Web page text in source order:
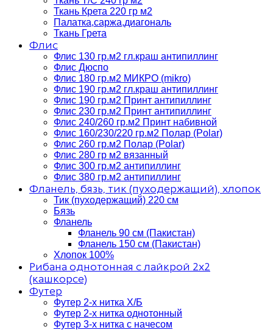
Ткань Крета 220 гр м2
Палатка,саржа,диагональ
Ткань Грета
Флис
Флис 130 гр.м2 гл.краш антипиллинг
Флис Дюспо
Флис 180 гр.м2 МИКРО (mikro)
Флис 190 гр.м2 гл.краш антипиллинг
Флис 190 гр.м2 Принт антипиллинг
Флис 230 гр.м2 Принт антипиллинг
Флис 240/260 гр.м2 Принт набивной
Флис 160/230/220 гр.м2 Полар (Polar)
Флис 260 гр.м2 Полар (Polar)
Флис 280 гр м2 вязанный
Флис 300 гр.м2 антипиллинг
Флис 380 гр.м2 антипиллинг
Фланель, бязь, тик (пуходержащий), хлопок
Тик (пуходержащий) 220 см
Бязь
Фланель
Фланель 90 см (Пакистан)
Фланель 150 см (Пакистан)
Хлопок 100%
Рибана однотонная с лайкрой 2х2
(кашкорсе)
Футер
Футер 2-х нитка Х/Б
Футер 2-х нитка однотонный
Футер 3-х нитка с начесом